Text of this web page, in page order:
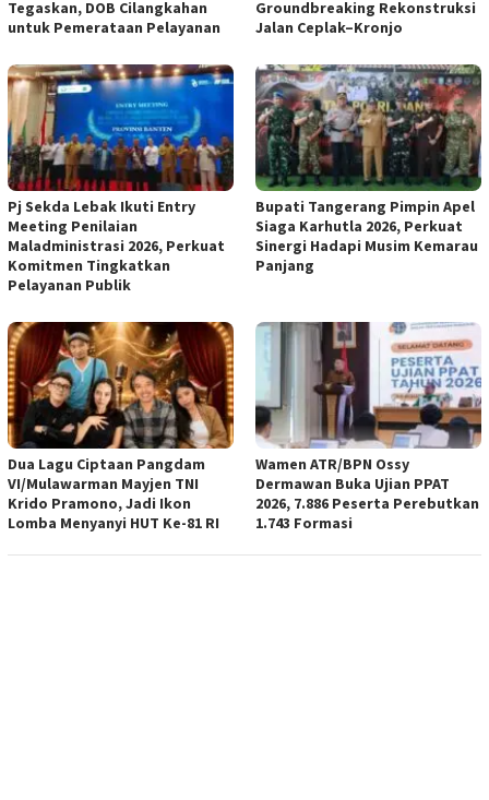
Tegaskan, DOB Cilangkahan
untuk Pemerataan Pelayanan
Groundbreaking Rekonstruksi
Jalan Ceplak–Kronjo
Pj Sekda Lebak Ikuti Entry
Meeting Penilaian
Maladministrasi 2026, Perkuat
Komitmen Tingkatkan
Pelayanan Publik
Bupati Tangerang Pimpin Apel
Siaga Karhutla 2026, Perkuat
Sinergi Hadapi Musim Kemarau
Panjang
Dua Lagu Ciptaan Pangdam
VI/Mulawarman Mayjen TNI
Krido Pramono, Jadi Ikon
Lomba Menyanyi HUT Ke-81 RI
Wamen ATR/BPN Ossy
Dermawan Buka Ujian PPAT
2026, 7.886 Peserta Perebutkan
1.743 Formasi